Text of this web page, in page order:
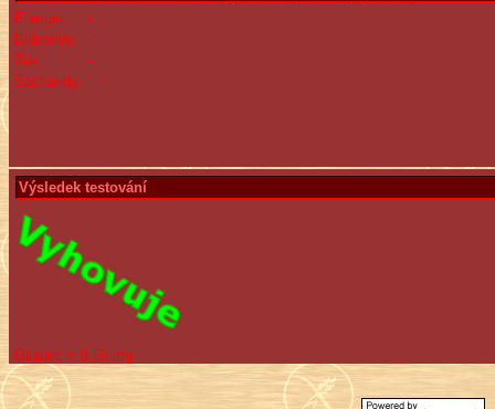
Energie:
-
Bílkoviny: -
Tuk:
-
Sacharidy: -
Výsledek testování
Gliadin: < 0,55 mg